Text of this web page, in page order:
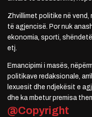
Zhvillimet politike në
të agjencisë. Por nuk
ekonomia, sporti,
etj.
Emancipimi i masës,
politikave redaksionale,
lexuesit dhe ndjekësit e
dhe ka mbetur premisa
@Copyright